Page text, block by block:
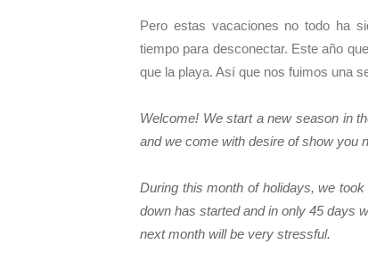
Pero estas vacaciones no todo ha
tiempo para desconectar. Este año
que la playa. Así que nos fuimos una
Welcome! We start a new season in
and we come with desire of show you
During this month of holidays, we
down has started and in only 45 days
next month will be very stressful.